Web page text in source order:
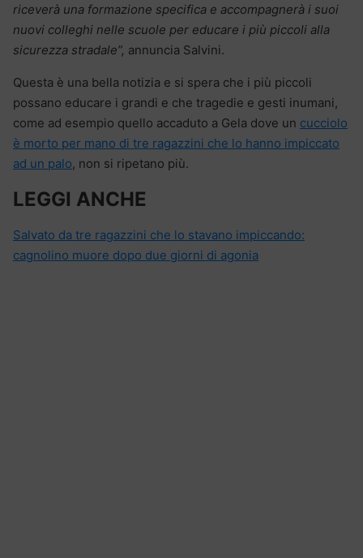
riceverà una formazione specifica e accompagnerà i suoi
nuovi colleghi nelle scuole per educare i più piccoli alla
sicurezza stradale”, annuncia Salvini.
Questa è una bella notizia e si spera che i più piccoli
possano educare i grandi e che tragedie e gesti inumani,
come ad esempio quello accaduto a Gela dove un cucciolo
è morto per mano di tre ragazzini che lo hanno impiccato
ad un palo, non si ripetano più.
LEGGI ANCHE
Salvato da tre ragazzini che lo stavano impiccando:
cagnolino muore dopo due giorni di agonia